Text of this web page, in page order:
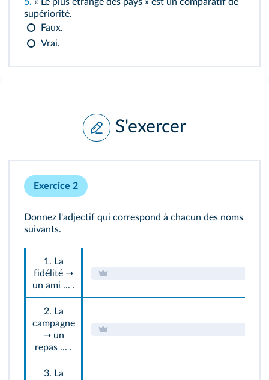
supériorité.
Faux.
Vrai.
S'exercer
Exercice 2
Donnez l'adjectif qui correspond à chacun des noms
suivants.
1. La
fidélité ➝
un ami ... .
2. La
campagne
➝ un
repas ... .
3. La